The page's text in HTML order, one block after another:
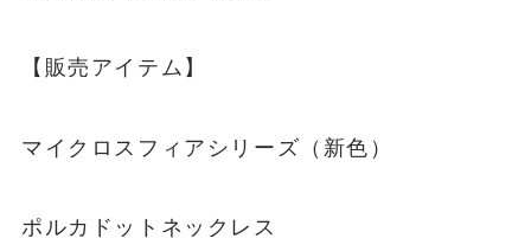
【販売アイテム】
マイクロスフィアシリーズ（新色）
ポルカドットネックレス